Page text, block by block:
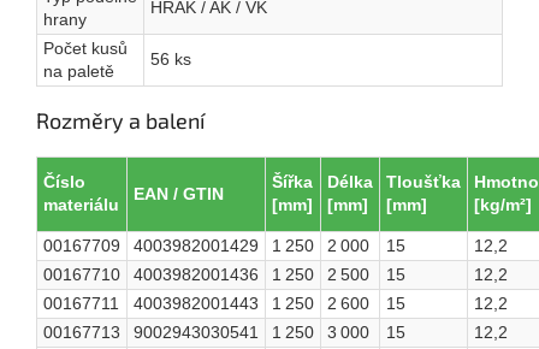
hrany
HRAK / AK / VK
Počet kusů
na paletě
56 ks
Rozměry a balení
Číslo
materiálu
EAN / GTIN
Šířka
[mm]
Délka
[mm]
Tloušťka
[mm]
[kg/m²]
00167709 4003982001429 1 250 2 000 15
12,2
00167710
4003982001436 1 250 2 500 15
12,2
00167711
4003982001443 1 250 2 600 15
12,2
00167713
9002943030541 1 250 3 000 15
12,2